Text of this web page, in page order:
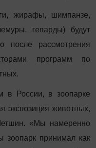
жирафы, шимпанзе,
гепарды) будут
после рассмотрения
программ по
в России, в зоопарке
экспозиция животных,
«Мы намеренно
зоопарк принимал как